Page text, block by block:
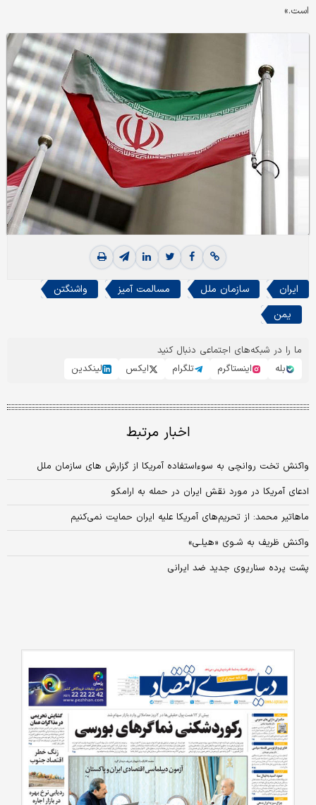
است.»
ایران سازمان ملل مسالمت آمیز
واشنگتن
یمن
ما را در شبکه‌های اجتماعی دنبال کنید
بله
اینستاگرم تلگرام ایکس لینکدین
اخبار مرتبط
واکنش تخت روانچی به سوءاستفاده آمریکا از گزارش های سازمان ملل
ادعای آمریکا در مورد نقش ایران در حمله به ارامکو
ماهاتیر محمد: از تحریم‌های آمریکا علیه ایران حمایت نمی‌کنیم
واکنش ظریف به شـوی «هیلـی»
پشت پرده سناریوی جدید ضد ایرانی